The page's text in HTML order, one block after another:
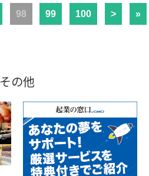
98 99 100 > »
その他